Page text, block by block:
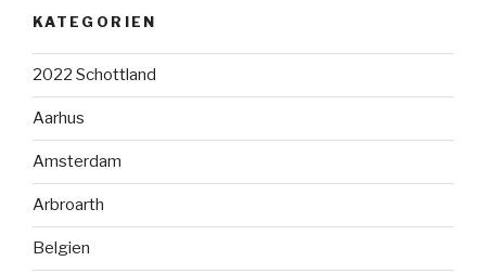
KATEGORIEN
2022 Schottland
Aarhus
Amsterdam
Arbroarth
Belgien